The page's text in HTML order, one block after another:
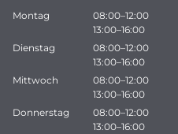
Montag
08:00–12:00
13:00–16:00
Dienstag
08:00–12:00
13:00–16:00
Mittwoch
08:00–12:00
13:00–16:00
Donnerstag
08:00–12:00
13:00–16:00